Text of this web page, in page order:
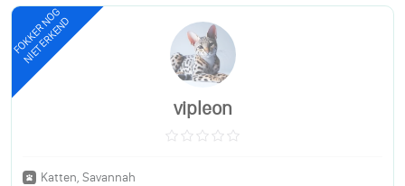
FOKKER NOG
NIET ERKEND
vipleon
Katten, Savannah